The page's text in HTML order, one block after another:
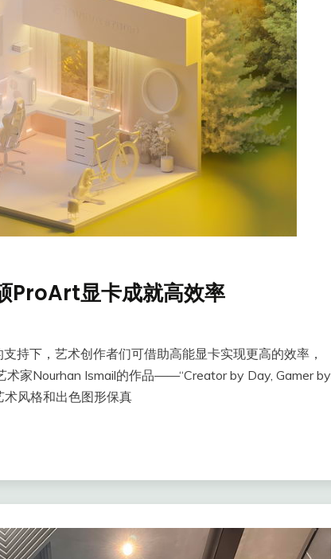
ProArt显卡成就高效率
持下，艺术创作者们可借助高能显卡实现更高的效率，
术家Nourhan Ismail的作品——“Creator by Day, Gamer by
风格和出色图形保真